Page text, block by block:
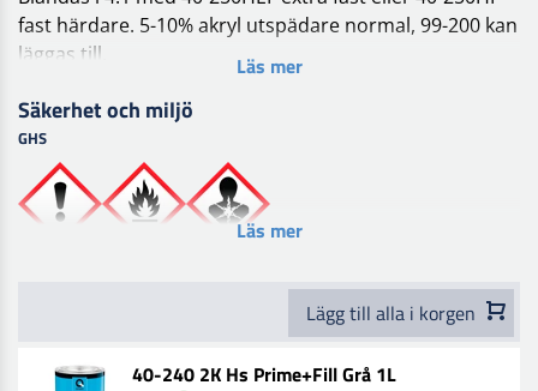
fast härdare. 5-10% akryl utspädare normal, 99-200 kan
läggas till.
30-55 s, 4 mm DIN, 1,3 - 2,0 mm vid 1,6 - 2,0 bar. HVLP
finns det 1,3-2,0 mm och 1,6-2,0 bar. Kan appliceras i 1-
3 lager med minsta tjocklek på 60-180. Mellan lager 5-8
min, innan tvångstorkning i ugn 10-15 min.
Arbetstid vid 20°C 40-250HEF är cirka 1 timme. 40-
Slipbar 3-5 timmar vid 20 grader, slipbar 30-40 min vid
60°. Kan även IR kortvåg 8 min, medelvåg 10-15 min.
Se tekniskt datablad innan du börjar.
Läs mer
Säkerhet och miljö
GHS
Läs mer
Lägg till alla i korgen
40-240 2K Hs Prime+Fill Grå 1L